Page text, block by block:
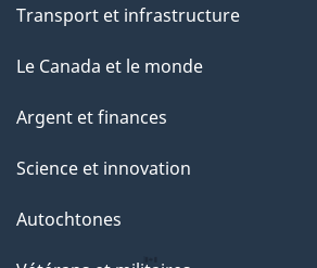
Transport et infrastructure
Le Canada et le monde
Argent et finances
Science et innovation
Autochtones